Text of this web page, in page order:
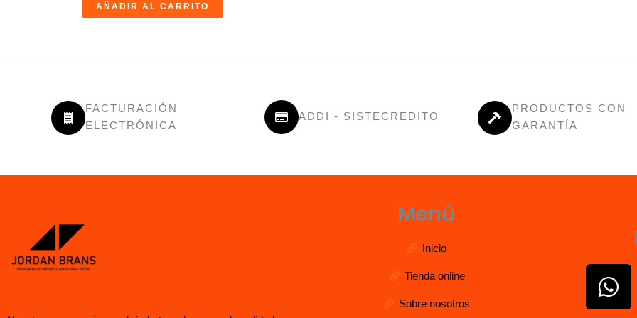
AÑADIR AL CARRITO
FACTURACIÓN
ELECTRÓNICA
ADDI - SISTECREDITO
PRODUCTOS CON
GARANTÍA
Menú
Inicio
Tienda online
Sobre nosotros
W
h